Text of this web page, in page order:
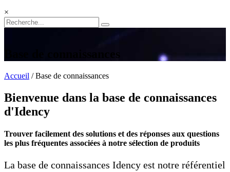
×
Base de connaissances
Accueil / Base de connaissances
Bienvenue dans la base de connaissances
d'Idency
Trouver facilement des solutions et des réponses aux questions
les plus fréquentes associées à notre sélection de produits
La base de connaissances Idency est notre référentiel